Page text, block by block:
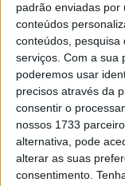
padrão enviadas por
conteúdos
conteúdos, pesquisa
serviços. Com a sua
poderemos usar
precisos através da
consentir o
nossos 1733
alternativa, pode
alterar as suas
consentimento.
logo atrás, bem
a milésimas do
que não iria deitar
houve tempo para
pista a revelar
de pedra e cal nos
à Q2, quando a 2
seguir Bagnaia
marcaram uma